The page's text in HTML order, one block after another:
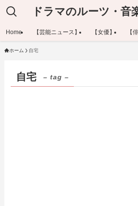
ドラマのルーツ・音
Home 【芸能ニュース】 【女優】 【
ホーム 自宅
自宅 – tag –